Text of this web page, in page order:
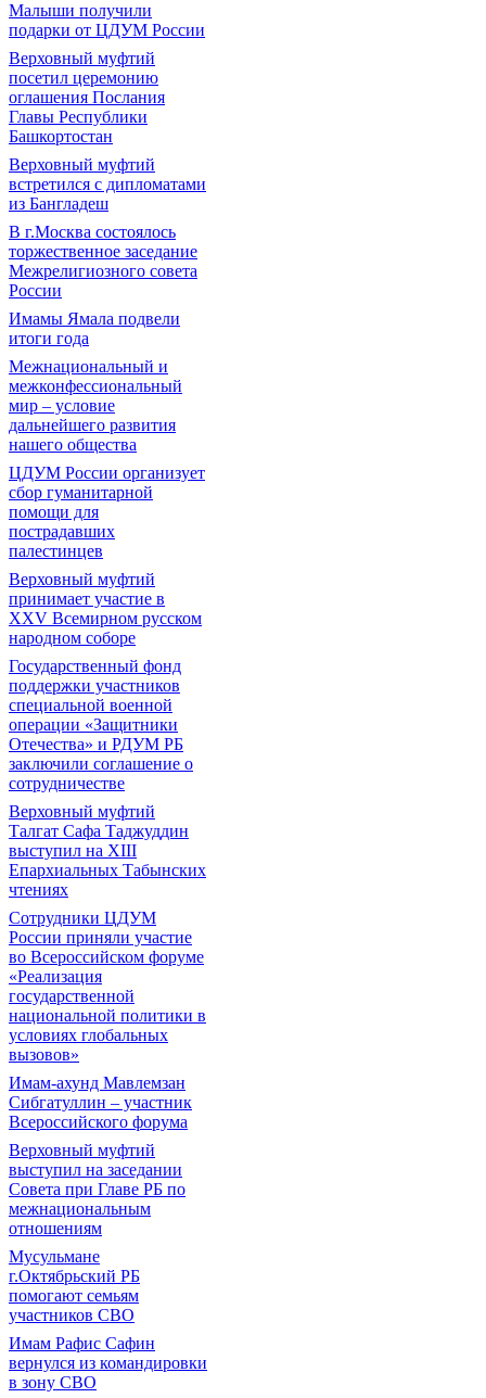
Малыши получили
подарки от ЦДУМ России
Верховный муфтий
посетил церемонию
оглашения Послания
Главы Республики
Башкортостан
Верховный муфтий
встретился с дипломатами
из Бангладеш
В г.Москва состоялось
торжественное заседание
Межрелигиозного совета
России
Имамы Ямала подвели
итоги года
Межнациональный и
межконфессиональный
мир – условие
дальнейшего развития
нашего общества
ЦДУМ России организует
сбор гуманитарной
помощи для
пострадавших
палестинцев
Верховный муфтий
принимает участие в
XXV Всемирном русском
народном соборе
Государственный фонд
поддержки участников
специальной военной
операции «Защитники
Отечества» и РДУМ РБ
заключили соглашение о
сотрудничестве
Верховный муфтий
Талгат Сафа Таджуддин
выступил на ХIII
Епархиальных Табынских
чтениях
Сотрудники ЦДУМ
России приняли участие
во Всероссийском форуме
«Реализация
государственной
национальной политики в
условиях глобальных
вызовов»
Имам-ахунд Мавлемзан
Сибгатуллин – участник
Всероссийского форума
Верховный муфтий
выступил на заседании
Совета при Главе РБ по
межнациональным
отношениям
Мусульмане
г.Октябрьский РБ
помогают семьям
участников СВО
Имам Рафис Сафин
вернулся из командировки
в зону СВО